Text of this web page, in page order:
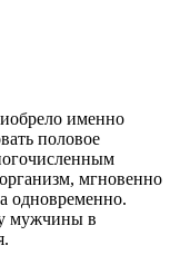
именно
половое
мгновенно
одновременно.
мужчины в